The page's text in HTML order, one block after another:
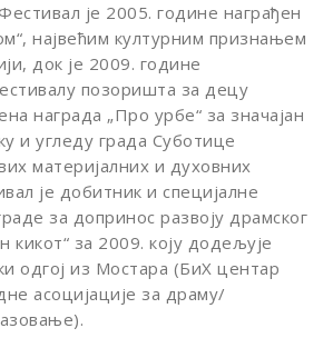
је 2005. године награђен
највећим културним признањем
док је 2009. године
позоришта за децу
награда „Про урбе“ за значајан
и угледу града Суботице
материјалних и духовних
је добитник и специјалне
за допринос развоју драмског
кикот“ за 2009. коју додељује
одгој из Мостара (БиХ центар
асоцијације за драму/